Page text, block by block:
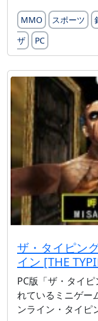
MMO スポーツ
ザ
PC
ザ・タイピン
イン [THE
PC版「ザ・タイ
れているミニゲー
ンライン・タイピ